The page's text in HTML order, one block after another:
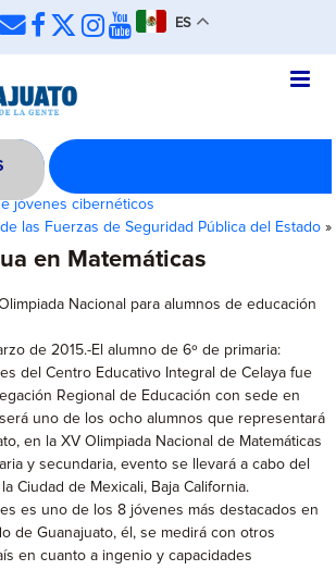
ES
jóvenes cibernéticos
las Fuerzas de Seguridad Pública del Estado»
en Matemáticas
Nacional para alumnos de educación
de 2015.-El alumno de 6º de primaria:
del Centro Educativo Integral de Celaya fue
Regional de Educación con sede en
uno de los ocho alumnos que representará
en la XV Olimpiada Nacional de Matemáticas
y secundaria, evento se llevará a cabo del
Ciudad de Mexicali, Baja California.
es uno de los 8 jóvenes más destacados en
de Guanajuato, él, se medirá con otros
en cuanto a ingenio y capacidades